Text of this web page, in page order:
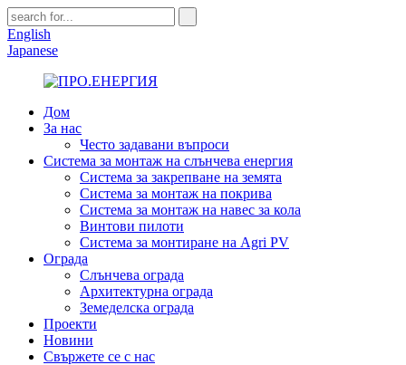
English
Japanese
Дом
За нас
Често задавани въпроси
Система за монтаж на слънчева енергия
Система за закрепване на земята
Система за монтаж на покрива
Система за монтаж на навес за кола
Винтови пилоти
Система за монтиране на Agri PV
Ограда
Слънчева ограда
Архитектурна ограда
Земеделска ограда
Проекти
Новини
Свържете се с нас